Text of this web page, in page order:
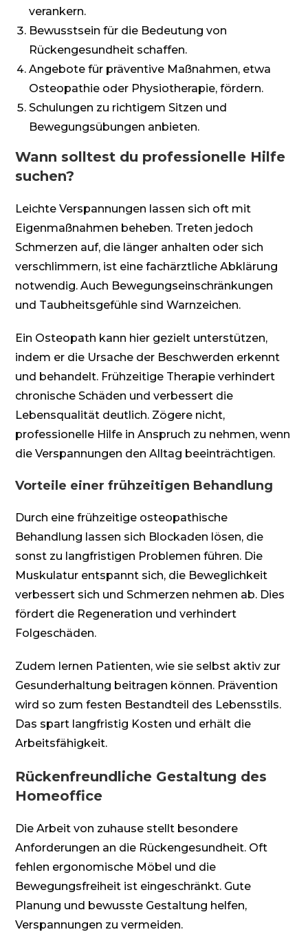
verankern.
Bewusstsein für die Bedeutung von
Rückengesundheit schaffen.
Angebote für präventive Maßnahmen, etwa
Osteopathie oder Physiotherapie, fördern.
Schulungen zu richtigem Sitzen und
Bewegungsübungen anbieten.
Wann solltest du professionelle Hilfe
suchen?
Leichte Verspannungen lassen sich oft mit
Eigenmaßnahmen beheben. Treten jedoch
Schmerzen auf, die länger anhalten oder sich
verschlimmern, ist eine fachärztliche Abklärung
notwendig. Auch Bewegungseinschränkungen
und Taubheitsgefühle sind Warnzeichen.
Ein Osteopath kann hier gezielt unterstützen,
indem er die Ursache der Beschwerden erkennt
und behandelt. Frühzeitige Therapie verhindert
chronische Schäden und verbessert die
Lebensqualität deutlich. Zögere nicht,
professionelle Hilfe in Anspruch zu nehmen, wenn
die Verspannungen den Alltag beeinträchtigen.
Vorteile einer frühzeitigen Behandlung
Durch eine frühzeitige osteopathische
Behandlung lassen sich Blockaden lösen, die
sonst zu langfristigen Problemen führen. Die
Muskulatur entspannt sich, die Beweglichkeit
verbessert sich und Schmerzen nehmen ab. Dies
fördert die Regeneration und verhindert
Folgeschäden.
Zudem lernen Patienten, wie sie selbst aktiv zur
Gesunderhaltung beitragen können. Prävention
wird so zum festen Bestandteil des Lebensstils.
Das spart langfristig Kosten und erhält die
Arbeitsfähigkeit.
Rückenfreundliche Gestaltung des
Homeoffice
Die Arbeit von zuhause stellt besondere
Anforderungen an die Rückengesundheit. Oft
fehlen ergonomische Möbel und die
Bewegungsfreiheit ist eingeschränkt. Gute
Planung und bewusste Gestaltung helfen,
Verspannungen zu vermeiden.